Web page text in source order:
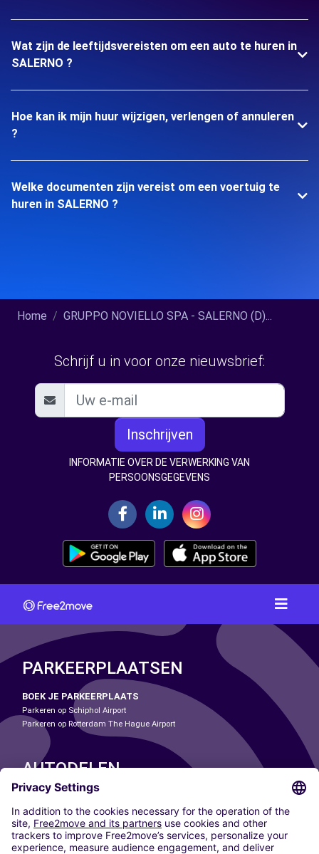
Wat zijn de leeftijdsvereisten om een auto te huren in
SALERNO ?
Hoe kan ik mijn huur wijzigen, verlengen of annuleren
?
Welke documenten zijn vereist om een voertuig te
huren in SALERNO ?
Home GRUPPO NOVIELLO SPA - SALERNO (D)...
Schrijf u in voor onze nieuwsbrief:
Inschrijven
INFORMATIE OVER DE VERWERKING VAN
PERSOONSGEGEVENS
PARKEERPLAATSEN
BOEK JE PARKEERPLAATS
Parkeren op Schiphol Airport
Parkeren op Rotterdam The Hague Airport
AUTODELEN
ONZE STEDEN
Paris
Madrid
Washington DC
Milaan